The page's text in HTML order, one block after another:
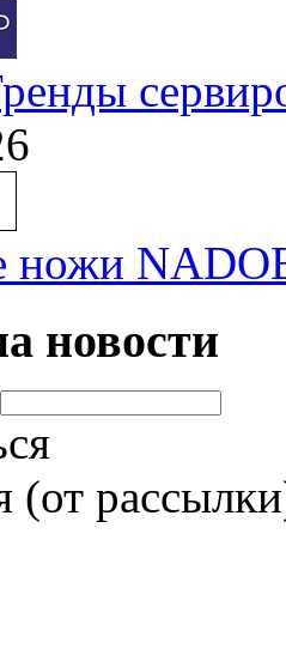
ножи
новости
(от